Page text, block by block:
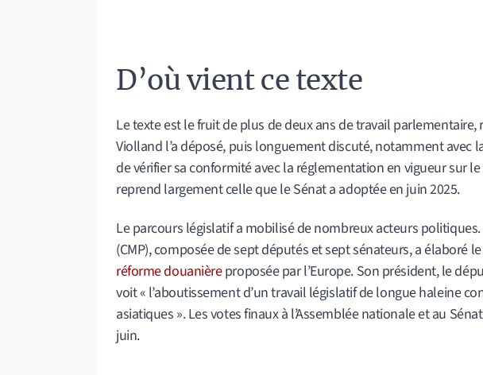
D’où vient ce texte
Le texte est le fruit de plus de deux ans de travail parlementaire,
Violland l’a déposé, puis longuement discuté, notamment avec
de vérifier sa conformité avec la réglementation en vigueur sur
reprend largement celle que le Sénat a adoptée en juin 2025.
Le parcours législatif a mobilisé de nombreux acteurs
(CMP), composée de sept députés et sept sénateurs, a élaboré
réforme douanièreproposée par l’Europe. Son président, le
voit « l’aboutissement d’un travail législatif de longue haleine
asiatiques ». Les votes finaux à l’Assemblée nationale et au
juin.